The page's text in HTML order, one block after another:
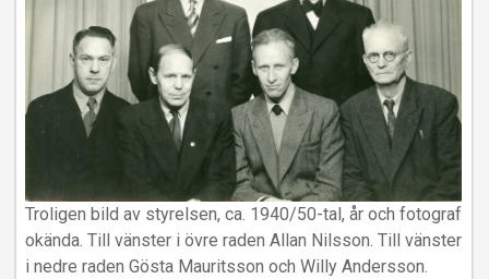
Troligen bild av styrelsen, ca. 1940/50-tal, år och fotograf
okända. Till vänster i övre raden Allan Nilsson. Till vänster
i nedre raden Gösta Mauritsson och Willy Andersson.